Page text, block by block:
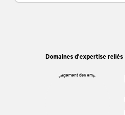
Domaines d'expertise reliés